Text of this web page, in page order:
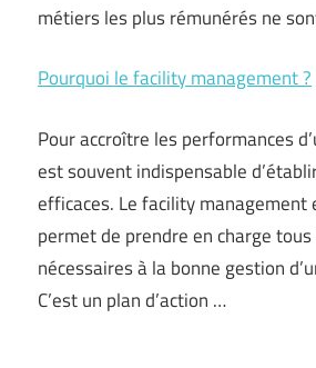
métiers les plus rémunérés ne
Pourquoi le facility management ?
Pour accroître les performances
est souvent indispensable
efficaces. Le facility management
permet de prendre en charge
nécessaires à la bonne gestion
C’est un plan d’action …